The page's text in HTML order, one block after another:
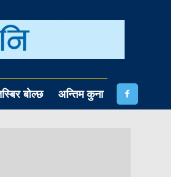
बोल्छ अन्तिम कुना